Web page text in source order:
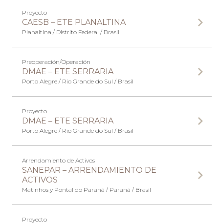
Proyecto
CAESB – ETE PLANALTINA
Planaltina / Distrito Federal / Brasil
Preoperación/Operación
DMAE – ETE SERRARIA
Porto Alegre / Rio Grande do Sul / Brasil
Proyecto
DMAE – ETE SERRARIA
Porto Alegre / Rio Grande do Sul / Brasil
Arrendamiento de Activos
SANEPAR – ARRENDAMIENTO DE
ACTIVOS
Matinhos y Pontal do Paraná / Paraná / Brasil
Proyecto